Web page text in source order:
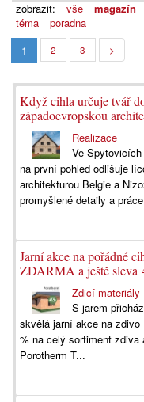
zobrazit: vše magazín
téma
poradna
1
2 3 >
Když cihla určuje tvář
západoevropskou
Realizace
Ve
na první pohled odlišuje
architekturou Belgie a
promyšlené detaily a
Jarní akce na pořádné
ZDARMA a ještě sleva
Zdicí materiály
S jarem
skvělá jarní akce na
% na celý sortiment zdiva
Porotherm T...